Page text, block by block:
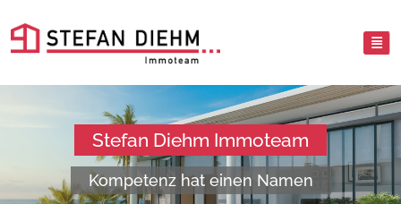
Stefan Diehm Immoteam
Kompetenz hat einen Namen